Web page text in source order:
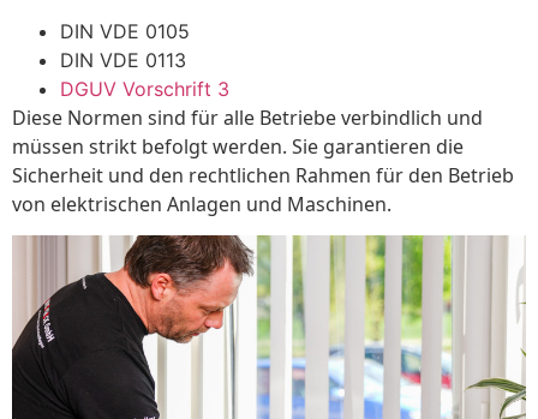
DIN VDE 0105
DIN VDE 0113
DGUV Vorschrift 3
Diese Normen sind für alle Betriebe verbindlich und
müssen strikt befolgt werden. Sie garantieren die
Sicherheit und den rechtlichen Rahmen für den Betrieb
von elektrischen Anlagen und Maschinen.